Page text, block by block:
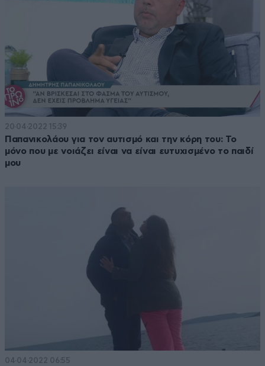
20·04·2022 15:39
Παπανικολάου για τον αυτισμό και την κόρη του: Το
μόνο που με νοιάζει είναι να είναι ευτυχισμένο το παιδί
μου
04·04·2022 06:55